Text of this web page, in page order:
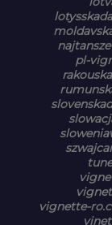
pl-
vignette-